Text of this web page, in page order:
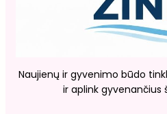
Naujienų ir gyvenimo būdo
ir aplink gyvenančius